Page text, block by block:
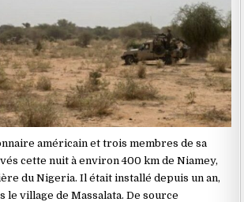
américain et trois membres de sa
cette nuit à environ 400 km de Niamey,
du Nigeria. Il était installé depuis un an,
le village de Massalata. De source